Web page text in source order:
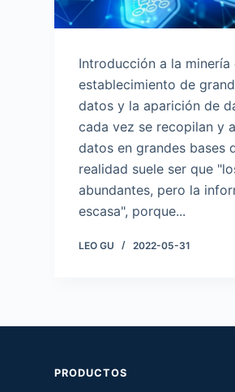
Introducción a la
establecimiento de
datos y la aparición de
cada vez se recopilan y
datos en grandes bases
realidad suele ser que
abundantes, pero la
escasa", porque...
LEO GU 2022-05-31
PRODUCTOS